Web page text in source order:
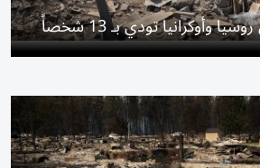
وأوكرانيا تودي بـ 13 شخصاً